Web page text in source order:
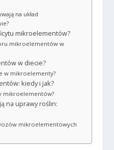
na układ
mikroelementów?
mikroelementów w
w diecie?
w mikroelementy?
kiedy i jak?
mikroelementów?
na uprawy roślin:
mikroelementowych